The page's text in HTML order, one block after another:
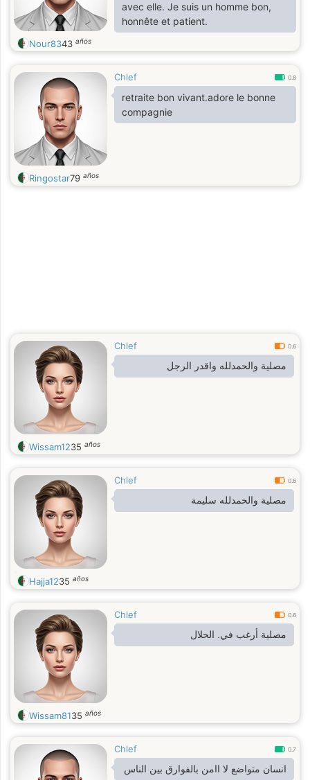
avec elle. Je suis un homme bon,
honnête et patient.
Nour8343 años
Chlef 0.8
retraite bon vivant.adore le bonne
compagnie
Ringostar79 años
Chlef 0.6
مصلية والحمدلله واقدر الرجل
Wissam1235 años
Chlef 0.6
مصلية والحمدلله سليمة
Hajja1235 años
Chlef 0.6
مصلية أرغب في. الحلال
Wissam8135 años
Chlef 0.7
انسان متواضع لا اامن بالفوارق بين الناس